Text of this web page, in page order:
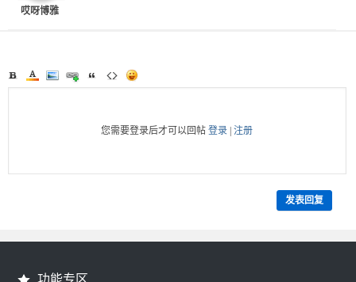
哎呀博雅
您需要登录后才可以回帖登录 |注册
发表回复
功能专区